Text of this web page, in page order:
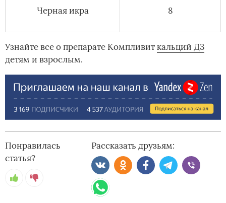
Черная икра 8
Узнайте все о препарате Компливиткальций Д3
детям и взрослым.
Понравилась
статья?
Рассказать друзьям: